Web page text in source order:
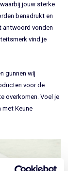
jouw sterke
benadrukt en
antwoord vonden
vind je
gunnen wij
voor de
overkomen. Voel je
met Keune